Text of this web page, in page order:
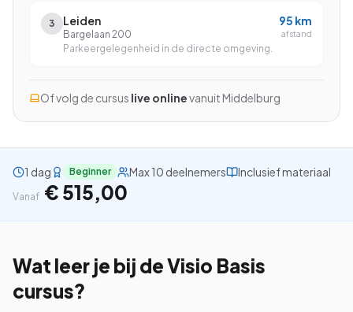
Bel ons: 023-5513409
Gratis studiegids downloaden
3 Leiden
Bargelaan 200
Parkeergelegenheid in de directe omgeving.
95 km
afstand
Of volg de cursus live onlinevanuit Middelburg
1 dag Beginner Max 10 deelnemers Inclusief materiaal
Vanaf € 515,00
Wat leer je bij deVisio Basis
cursus?